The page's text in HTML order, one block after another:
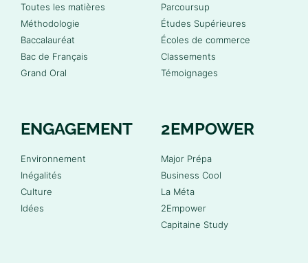
Toutes les matières
Méthodologie
Baccalauréat
Bac de Français
Grand Oral
Parcoursup
Études Supérieures
Écoles de commerce
Classements
Témoignages
ENGAGEMENT
Environnement
Inégalités
Culture
Idées
2EMPOWER
Major Prépa
Business Cool
La Méta
2Empower
Capitaine Study